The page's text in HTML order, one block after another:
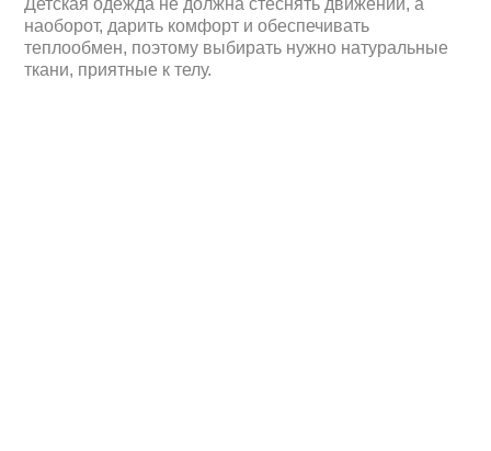
Детская одежда не должна стеснять движений, а
наоборот, дарить комфорт и обеспечивать
теплообмен, поэтому выбирать нужно натуральные
ткани, приятные к телу.